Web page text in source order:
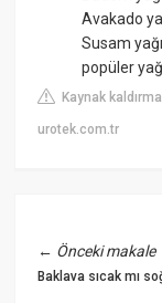
Avakado
Susam
popüler
Kaynak
urotek.com.tr
← Önceki makale
Baklava sıcak mı